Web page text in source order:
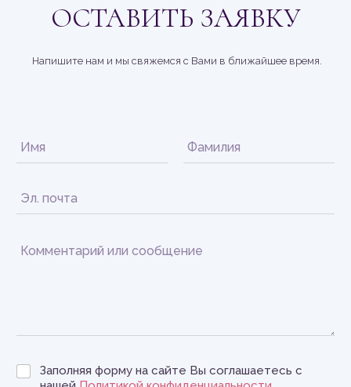
ОСТАВИТЬ ЗАЯВКУ
Напишите нам и мы свяжемся с Вами в ближайшее время.
Заполняя форму на сайте Вы соглашаетесь с